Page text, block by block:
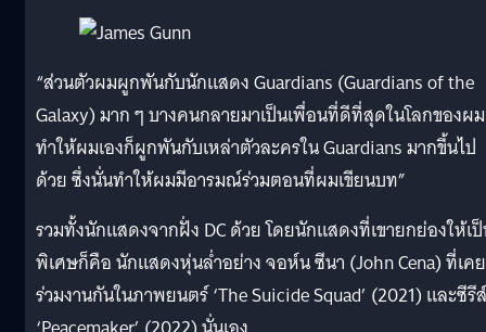
“ส่วนตัวผมผูกพันกับนักแสดง Guardians (Guardians of the
Galaxy) มาก ๆ บางคนกลายมาเป็นเพื่อนที่ดีที่สุดในโลกของผม
ทำให้ผมเองก็ผูกพันกับเหล่าตัวละครใน Guardians มากขึ้นไป
ด้วย ซึ่งนั่นทำให้ผมมีอารมณ์ร่วมตอนที่ผมเขียนบท”
รวมทั้งนักแสดงจากฝั่ง DC ด้วย โดยนักแสดงที่เขายกย่องให้เ
พิเศษก็คือ นักแสดงหุ่นล่ำอย่าง จอห์น ซีนา (John Cena) ที่เคย
ร่วมงานกันในภาพยนตร์ ‘The Suicide Squad’ (2021) และซีรีส์